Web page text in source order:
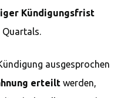
Kündigungsfrist
Quartals.
ausgesprochen
erteilt werden,